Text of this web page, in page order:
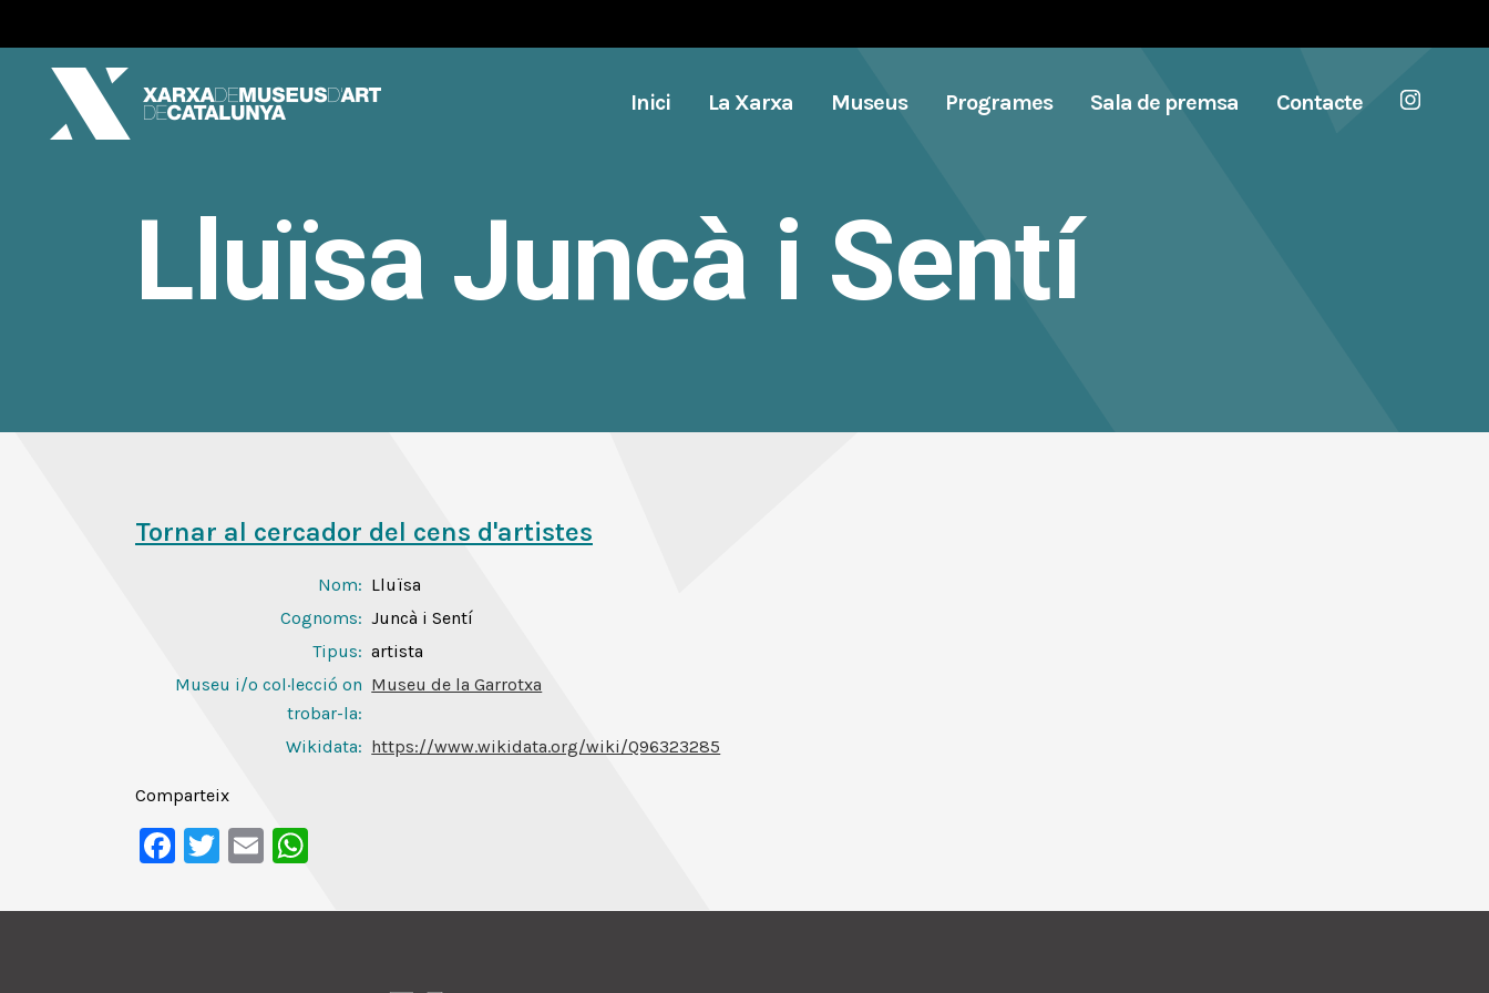
Inici La Xarxa Museus Programes Sala de premsa Contacte
Lluïsa Juncà i Sentí
Tornar al cercador del cens d'artistes
Nom: Lluïsa
Cognoms: Juncà i Sentí
Tipus: artista
Museu i/o col·lecció on
trobar-la:
Museu de la Garrotxa
Wikidata: https://www.wikidata.org/wiki/Q96323285
Comparteix
Facebook
Twitter
Email